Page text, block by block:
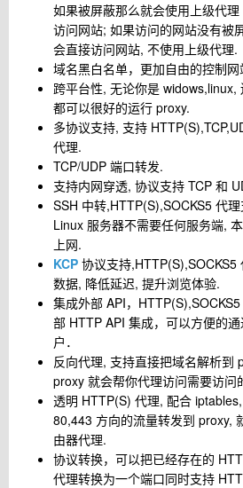
如果被屏蔽那么就会使用上级代
访问网站; 如果访问的网站没有被
会直接访问网站, 不使用上级代理.
域名黑白名单，更加自由的控制网
跨平台性, 无论你是
都可以很好的运行 proxy.
多协议支持, 支持
代理.
TCP/UDP 端口转发.
支持内网穿透, 协议支持 TCP 和
SSH 中转,HTTP(S),SOCKS5 代
Linux 服务器不需要任何服务端,
上网.
KCP 协议支持,HTTP(S),SOCKS5
数据, 降低延迟, 提升浏览体验.
集成外部 API，
部 HTTP API 集成，可以方便的
户．
反向代理, 支持直接把域名解析到
proxy 就会帮你代理访问需要访问
透明 HTTP(S) 代理, 配合
80,443 方向的流量转发到 proxy,
由器代理.
协议转换，可以把已经存在的
代理转换为一个端口同时支持